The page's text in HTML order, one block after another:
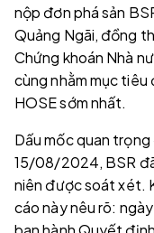
nộp đơn phá sản
Quảng Ngãi, đồng
Chứng khoán Nhà
cùng nhằm mục
HOSE sớm nhất.
Dấu mốc quan
15/08/2024, BSR
niên được soát xét.
cáo này nêu rõ: